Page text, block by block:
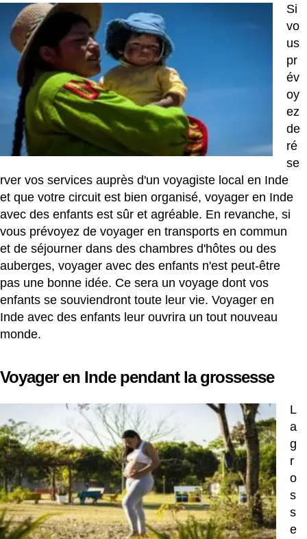
Si
vo
us
pr
év
oy
ez
de
ré
se
rver vos services auprès d'un voyagiste local en Inde
et que votre circuit est bien organisé, voyager en Inde
avec des enfants est sûr et agréable. En revanche, si
vous prévoyez de voyager en transports en commun
et de séjourner dans des chambres d'hôtes ou des
auberges, voyager avec des enfants n'est peut-être
pas une bonne idée. Ce sera un voyage dont vos
enfants se souviendront toute leur vie. Voyager en
Inde avec des enfants leur ouvrira un tout nouveau
monde.
Voyager en Inde pendant la grossesse
L
a
g
r
o
s
s
e